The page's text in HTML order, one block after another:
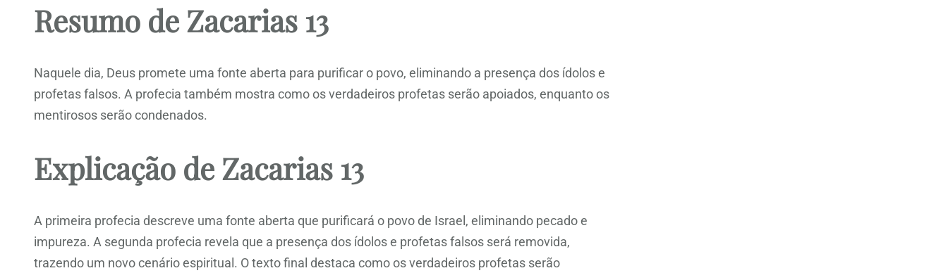
Resumo de Zacarias 13
Naquele dia, Deus promete uma fonte aberta para purificar o povo, eliminando a presença dos ídolos e
profetas falsos. A profecia também mostra como os verdadeiros profetas serão apoiados, enquanto os
mentirosos serão condenados.
Explicação de Zacarias 13
A primeira profecia descreve uma fonte aberta que purificará o povo de Israel, eliminando pecado e
impureza. A segunda profecia revela que a presença dos ídolos e profetas falsos será removida,
trazendo um novo cenário espiritual. O texto final destaca como os verdadeiros profetas serão